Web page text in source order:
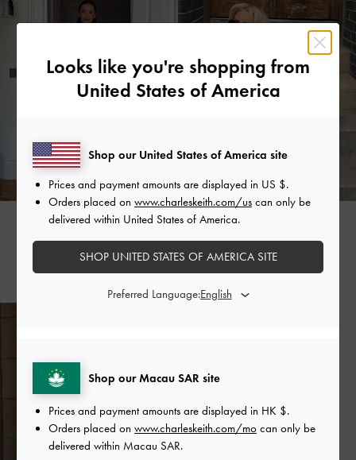
FLEUR RAFFAN CHLOE FRATER
Looks like you're shopping from
United States of America
Shop our Macau SAR site
Prices and payment amounts are displayed in HK $.
Orders placed on www.charleskeith.com/mo can only be
delivered within Macau SAR.
Shop our United States of America site
Prices and payment amounts are displayed in US $.
Orders placed on www.charleskeith.com/us can only be
delivered within United States of America.
SHOP UNITED STATES OF AMERICA SITE
Preferred Language: